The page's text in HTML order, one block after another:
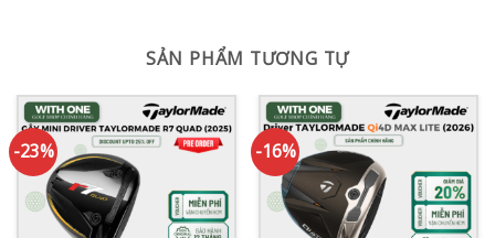
SẢN PHẨM TƯƠNG TỰ
-23% -16%